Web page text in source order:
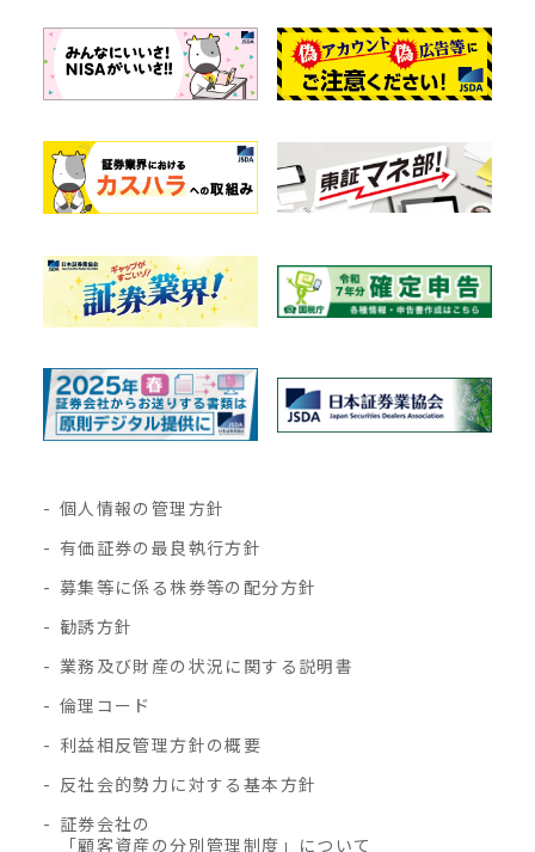
個人情報の管理方針
有価証券の最良執行方針
募集等に係る株券等の配分方針
勧誘方針
業務及び財産の状況に関する説明書
倫理コード
利益相反管理方針の概要
反社会的勢力に対する基本方針
証券会社の
「顧客資産の分別管理制度」について